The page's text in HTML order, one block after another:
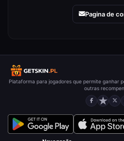
Pagina de
Plataforma para jogadores que permite ganhar
outras